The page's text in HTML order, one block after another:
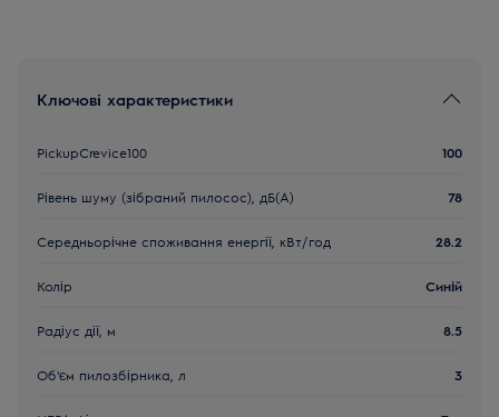
Ключові характеристики
PickupCrevice100 100
Рівень шуму (зібраний пилосос), дБ(А) 78
Середньорічне споживання енергії, кВт/год 28.2
Колір Синій
Радіус дії, м 8.5
Об'єм пилозбірника, л 3